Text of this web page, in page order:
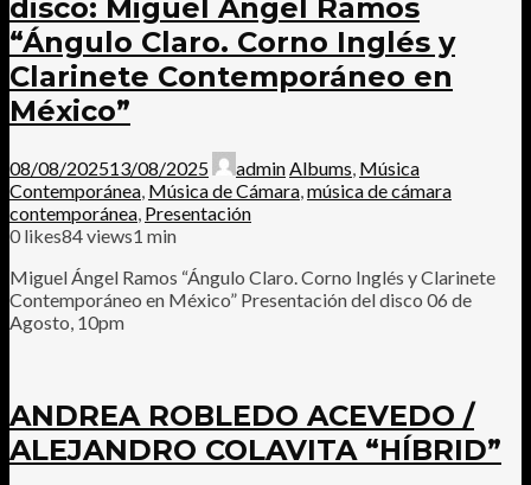
disco: Miguel Ángel Ramos
“Ángulo Claro. Corno Inglés y
Clarinete Contemporáneo en
México”
08/08/202513/08/2025 admin Albums Música
Contemporánea Música de Cámara música de cámara
contemporánea Presentación
0 likes84 views1 min
Miguel Ángel Ramos “Ángulo Claro. Corno Inglés y Clarinete
Contemporáneo en México” Presentación del disco 06 de
Agosto, 10pm
ANDREA ROBLEDO ACEVEDO /
ALEJANDRO COLAVITA “HÍBRID”